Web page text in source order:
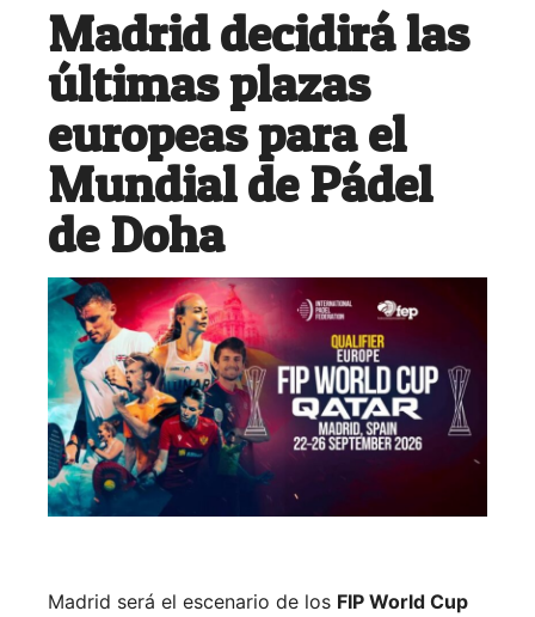
Madrid decidirá las
últimas plazas
europeas para el
Mundial de Pádel
de Doha
Madrid será el escenario de los FIP World Cup